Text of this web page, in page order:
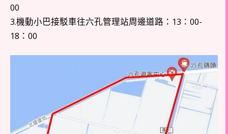
00
3.機動小巴接駁車往六孔管理站周邊道路：13：00-
18：00